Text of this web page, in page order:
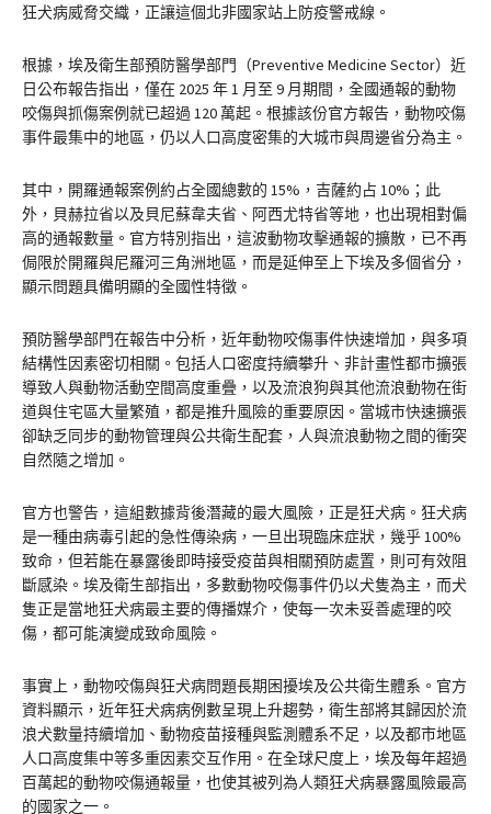
狂犬病威脅交織，正讓這個北非國家站上防疫警戒線。
根據，埃及衛生部預防醫學部門（Preventive Medicine Sector）近
日公布報告指出，僅在 2025 年 1 月至 9 月期間，全國通報的動物
咬傷與抓傷案例就已超過 120 萬起。根據該份官方報告，動物咬傷
事件最集中的地區，仍以人口高度密集的大城市與周邊省分為主。
其中，開羅通報案例約占全國總數的 15%，吉薩約占 10%；此
外，貝赫拉省以及貝尼蘇韋夫省、阿西尤特省等地，也出現相對偏
高的通報數量。官方特別指出，這波動物攻擊通報的擴散，已不再
侷限於開羅與尼羅河三角洲地區，而是延伸至上下埃及多個省分，
顯示問題具備明顯的全國性特徵。
預防醫學部門在報告中分析，近年動物咬傷事件快速增加，與多項
結構性因素密切相關。包括人口密度持續攀升、非計畫性都市擴張
導致人與動物活動空間高度重疊，以及流浪狗與其他流浪動物在街
道與住宅區大量繁殖，都是推升風險的重要原因。當城市快速擴張
卻缺乏同步的動物管理與公共衛生配套，人與流浪動物之間的衝突
自然隨之增加。
官方也警告，這組數據背後潛藏的最大風險，正是狂犬病。狂犬病
是一種由病毒引起的急性傳染病，一旦出現臨床症狀，幾乎 100%
致命，但若能在暴露後即時接受疫苗與相關預防處置，則可有效阻
斷感染。埃及衛生部指出，多數動物咬傷事件仍以犬隻為主，而犬
隻正是當地狂犬病最主要的傳播媒介，使每一次未妥善處理的咬
傷，都可能演變成致命風險。
事實上，動物咬傷與狂犬病問題長期困擾埃及公共衛生體系。官方
資料顯示，近年狂犬病病例數呈現上升趨勢，衛生部將其歸因於流
浪犬數量持續增加、動物疫苗接種與監測體系不足，以及都市地區
人口高度集中等多重因素交互作用。在全球尺度上，埃及每年超過
百萬起的動物咬傷通報量，也使其被列為人類狂犬病暴露風險最高
的國家之一。